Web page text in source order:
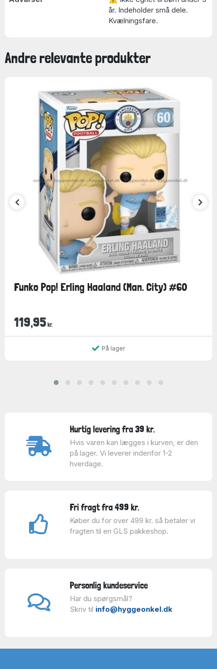
år. Indeholder små dele.
Kvælningsfare.
Andre relevante produkter
Funko Pop! Erling Haaland (Man. City) #60
119,95 kr.
På lager
Hurtig levering fra 39 kr.
Hvis varen kan lægges i kurven, er den
på lager. Vi leverer indenfor 1-2
hverdage.
Fri fragt fra 499 kr.
Køber du for over 499 kr. så betaler vi
fragten til en GLS pakkeshop.
Personlig kundeservice
Har du spørgsmål?
Skriv til info@hyggeonkel.dk